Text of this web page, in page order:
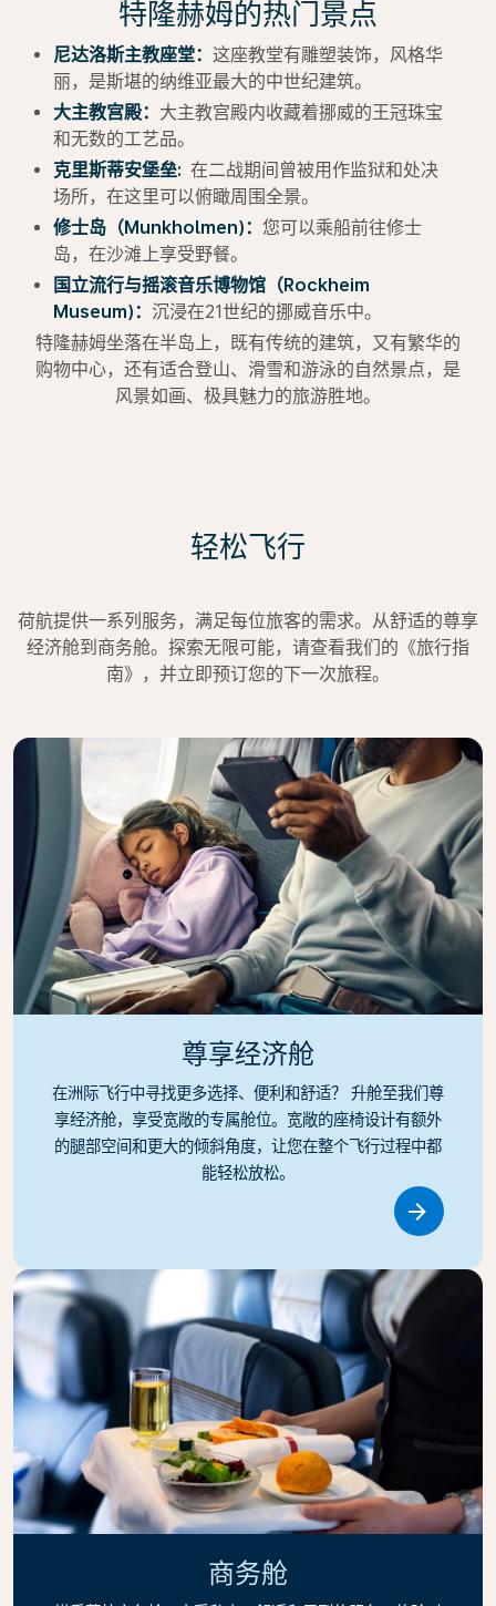
特隆赫姆的热门景点
尼达洛斯主教座堂： 这座教堂有雕塑装饰，风格华
丽，是斯堪的纳维亚最大的中世纪建筑。
大主教宫殿： 大主教宫殿内收藏着挪威的王冠珠宝
和无数的工艺品。
克里斯蒂安堡垒: 在二战期间曾被用作监狱和处决
场所，在这里可以俯瞰周围全景。
修士岛（Munkholmen)： 您可以乘船前往修士
岛，在沙滩上享受野餐。
国立流行与摇滚音乐博物馆（Rockheim
Museum)： 沉浸在21世纪的挪威音乐中。
特隆赫姆坐落在半岛上，既有传统的建筑，又有繁华的
购物中心，还有适合登山、滑雪和游泳的自然景点，是
风景如画、极具魅力的旅游胜地。
轻松飞行
荷航提供一系列服务，满足每位旅客的需求。从舒适的尊享
经济舱到商务舱。探索无限可能，请查看我们的《旅行指
南》，并立即预订您的下一次旅程。
尊享经济舱
在洲际飞行中寻找更多选择、便利和舒适？ 升舱至我们尊
享经济舱，享受宽敞的专属舱位。宽敞的座椅设计有额外
的腿部空间和更大的倾斜角度，让您在整个飞行过程中都
能轻松放松。
商务舱